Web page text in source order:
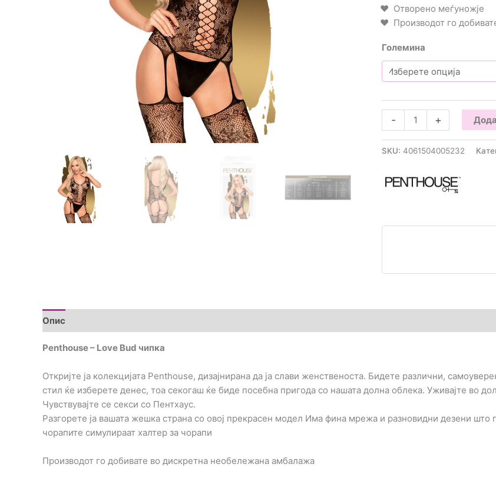
Отворено меѓуножје
Производот го
Големина
-
Penthouse
-
Love
количина
+
SKU: 4061504005232
Опис
Penthouse – Love Bud чипка
Откријте ја колекцијата Penthouse, дизајнирана да ја слави женственоста. Бидете различни,
стил ќе изберете денес, тоа секогаш ќе биде посебна пригода со нашата долна облека. Уживајте во
Чувствувајте се секси со Пентхаус.
Разгорете ја вашата жешка страна со овој прекрасен модел Има фина мрежа и разновидни дезени што
чорапите симулираат халтер за чорапи
Производот го добивате во дискретна необележана амбалажа